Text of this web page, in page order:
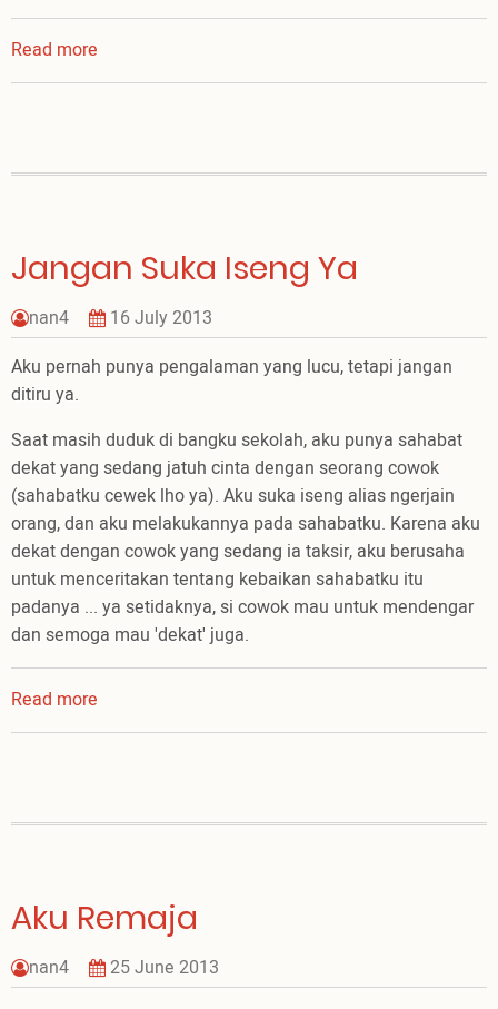
Read more
Mengobrol
Jangan Suka Iseng Ya
nan4
16 July 2013
Aku pernah punya pengalaman yang lucu, tetapi jangan
ditiru ya.
Saat masih duduk di bangku sekolah, aku punya sahabat
dekat yang sedang jatuh cinta dengan seorang cowok
(sahabatku cewek lho ya). Aku suka iseng alias ngerjain
orang, dan aku melakukannya pada sahabatku. Karena aku
dekat dengan cowok yang sedang ia taksir, aku berusaha
untuk menceritakan tentang kebaikan sahabatku itu
padanya ... ya setidaknya, si cowok mau untuk mendengar
dan semoga mau 'dekat' juga.
Read more
Jangan
Aku Remaja
nan4
25 June 2013